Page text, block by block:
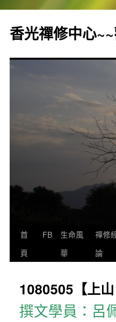
香光禪修中心
首
頁
FB
生命風
華
禪修
論
1080505【上
撰文學員：呂